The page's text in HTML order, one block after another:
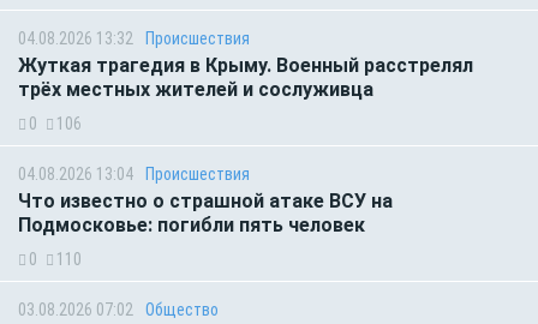
04.08.2026 13:32 Происшествия
Жуткая трагедия в Крыму. Военный расстрелял
трёх местных жителей и сослуживца
0 106
04.08.2026 13:04 Происшествия
Что известно о страшной атаке ВСУ на
Подмосковье: погибли пять человек
0 110
03.08.2026 07:02 Общество